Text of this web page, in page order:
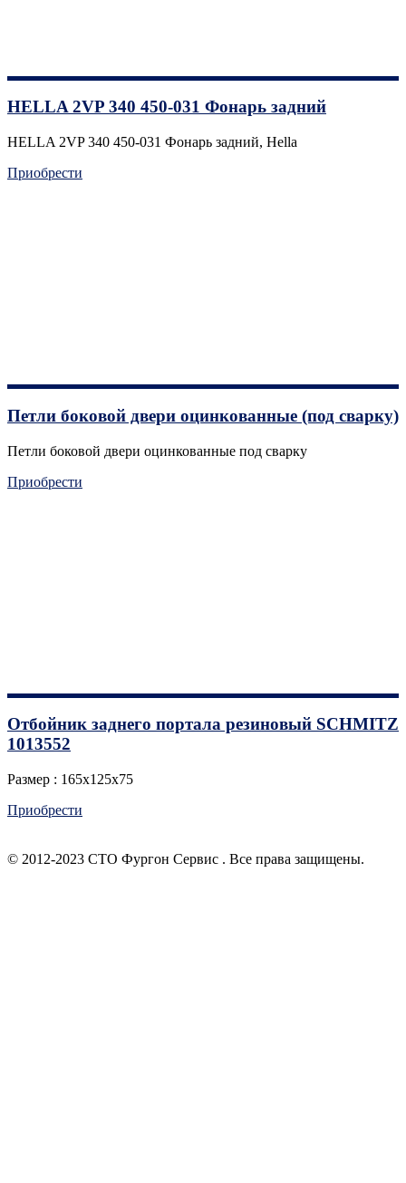
HELLA 2VP 340 450-031 Фонарь задний
HELLA 2VP 340 450-031 Фонарь задний, Hella
Приобрести
Петли боковой двери оцинкованные (под сварку)
Петли боковой двери оцинкованные под сварку
Приобрести
Отбойник заднего портала резиновый SCHMITZ
1013552
Размер : 165х125х75
Приобрести
© 2012-2023 СТО Фургон Сервис . Все права защищены.